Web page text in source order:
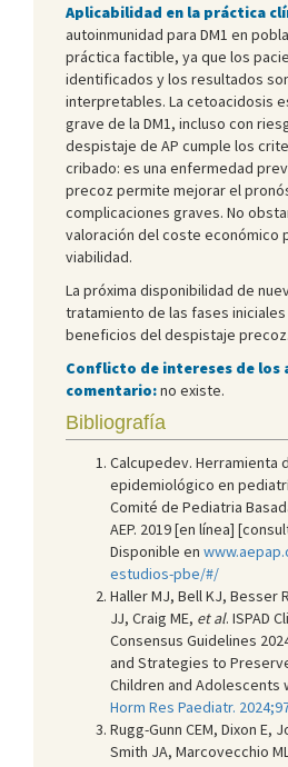
Aplicabilidad en la práctica
autoinmunidad para DM1 en
práctica factible, ya que los
identificados y los resultados
interpretables. La cetoacidosis
grave de la DM1, incluso con
despistaje de AP cumple los
cribado: es una enfermedad
precoz permite mejorar el
complicaciones graves. No
valoración del coste económico
viabilidad.
La próxima disponibilidad de
tratamiento de las fases iniciales
beneficios del despistaje precoz.
Conflicto de intereses de los
comentario:no existe.
Bibliografía
Calcupedev. Herramienta
epidemiológico en
Comité de Pediatria
AEP. 2019 [en línea]
Disponible en
estudios-pbe/#/
Haller MJ, Bell KJ, Besser
JJ, Craig ME, et al. ISPAD
Consensus Guidelines
and Strategies to
Children and Adolescents
Horm Res Paediatr.
Rugg-Gunn CEM, Dixon E,
Smith JA, Marcovecchio